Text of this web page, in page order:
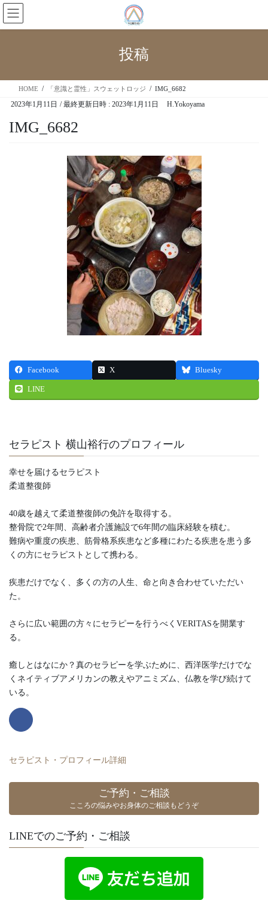
投稿
HOME 「意識と霊性」スウェットロッジ IMG_6682
2023年1月11日 / 最終更新日時 : 2023年1月11日 H.Yokoyama
IMG_6682
Facebook X Bluesky
LINE
セラピスト 横山裕行のプロフィール
幸せを届けるセラピスト
柔道整復師
40歳を越えて柔道整復師の免許を取得する。
整骨院で2年間、高齢者介護施設で6年間の臨床経験を積む。
難病や重度の疾患、筋骨格系疾患など多種にわたる疾患を患う多
くの方にセラピストとして携わる。
疾患だけでなく、多くの方の人生、命と向き合わせていただい
た。
さらに広い範囲の方々にセラピーを行うべくVERITASを開業す
る。
癒しとはなにか？真のセラピーを学ぶために、西洋医学だけでな
くネイティブアメリカンの教えやアニミズム、仏教を学び続けて
いる。
セラピスト・プロフィール詳細
ご予約・ご相談
こころの悩みやお身体のご相談もどうぞ
LINEでのご予約・ご相談